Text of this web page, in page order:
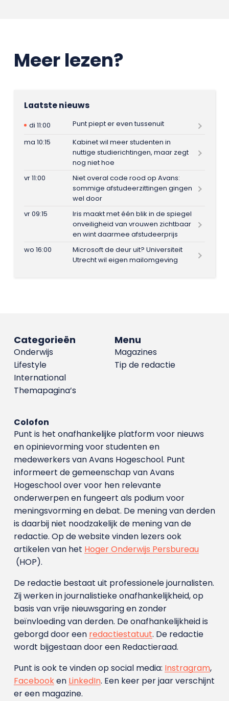
Meer lezen?
Laatste nieuws
di 11:00
Punt piept er even tussenuit
ma 10:15
Kabinet wil meer studenten in
nuttige studierichtingen, maar zegt
nog niet hoe
vr 11:00
Niet overal code rood op Avans:
sommige afstudeerzittingen gingen
wel door
vr 09:15
Iris maakt met één blik in de spiegel
onveiligheid van vrouwen zichtbaar
en wint daarmee afstudeerprijs
wo 16:00
Microsoft de deur uit? Universiteit
Utrecht wil eigen mailomgeving
Menu
Magazines
Tip de redactie
Categorieën
Onderwijs
Lifestyle
International
Themapagina’s
Colofon
Punt is het onafhankelijke platform voor nieuws
en opinievorming voor studenten en
medewerkers van Avans Hoge­school. Punt
informeert de gemeenschap van Avans
Hogeschool over voor hen relevante
onderwerpen en fungeert als podium voor
meningsvorming en debat. De mening van derden
is daarbij niet noodzakelijk de mening van de
redactie. Op de website vinden lezers ook
artikelen van het Hoger Onderwijs Persbureau
(HOP).
De redactie bestaat uit professionele journalisten.
Zij werken in journalistieke onafhankelijkheid, op
basis van vrije nieuwsgaring en zonder
beïnvloeding van derden. De onafhankelijkheid is
geborgd door een redactiestatuut. De redactie
wordt bijgestaan door een Redactieraad.
Punt is ook te vinden op social media: Instragram,
Facebooken LinkedIn. Een keer per jaar verschijnt
er een magazine.